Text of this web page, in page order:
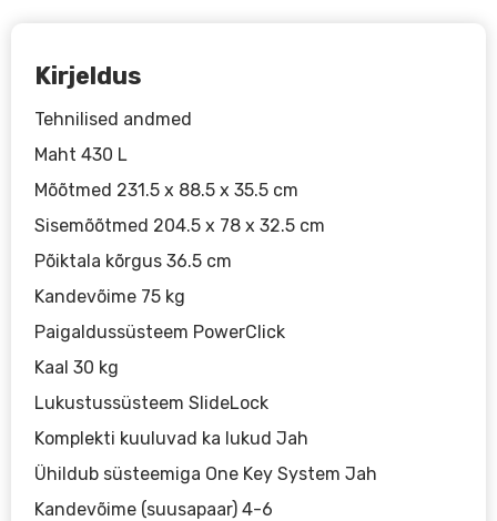
Kirjeldus
Tehnilised andmed
Maht 430 L
Mõõtmed 231.5 x 88.5 x 35.5 cm
Sisemõõtmed 204.5 x 78 x 32.5 cm
Põiktala kõrgus 36.5 cm
Kandevõime 75 kg
Paigaldussüsteem PowerClick
Kaal 30 kg
Lukustussüsteem SlideLock
Komplekti kuuluvad ka lukud Jah
Ühildub süsteemiga One Key System Jah
Kandevõime (suusapaar) 4-6